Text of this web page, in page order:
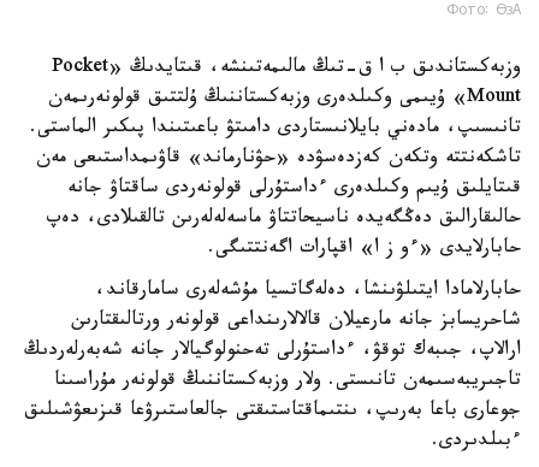
Фото: ӨзА
وزبەكستاندىق ب ا ق-تىڭ مالىمەتىنشە، قىتايدىڭ «Pocket
Mount» ۇيىمى وكىلدەرى وزبەكستاننىڭ ۇلتتىق قولونەرىمەن
تانىسىپ، مادەني بايلانىستاردى دامىتۋ باعىتىندا پىكىر الماستى.
تاشكەنتتە وتكەن كەزدەسۋدە «حۋنارماند» قاۋىمداستىعى مەن
قىتايلىق ۇيىم وكىلدەرى ءداستۇرلى قولونەردى ساقتاۋ جانە
حالىقارالىق دەڭگەيدە ناسيحاتتاۋ ماسەلەلەرىن تالقىلادى، دەپ
حابارلايدى «ءو ز ا» اقپارات اگەنتتىگى.
حابارلامادا ايتىلۋىنشا، دەلەگاتسيا مۇشەلەرى سامارقاند،
شاحريسابز جانە مارعيلان قالالارىنداعى قولونەر ورتالىقتارىن
ارالاپ، جىبەك توقۋ، ءداستۇرلى تەحنولوگيالار جانە شەبەرلەردىڭ
تاجىريبەسىمەن تانىستى. ولار وزبەكستاننىڭ قولونەر مۇراسىنا
جوعارى باعا بەرىپ، ىنتىماقتاستىقتى جالعاستىرۋعا قىزىعۋشىلىق
ءبىلدىردى.